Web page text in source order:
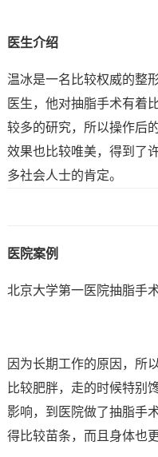
医生介绍
温冰是一名比较权威的整
医生，他对抽脂手术有着
较多的研究，所以操作后
效果也比较唯美，得到了
多社会人士的肯定。
医院案例
北京大学第一医院抽脂手术
因为长期工作的原因，所
比较肥胖，走的时候特别
影响，到医院做了抽脂手
得比较苗条，而且身体也